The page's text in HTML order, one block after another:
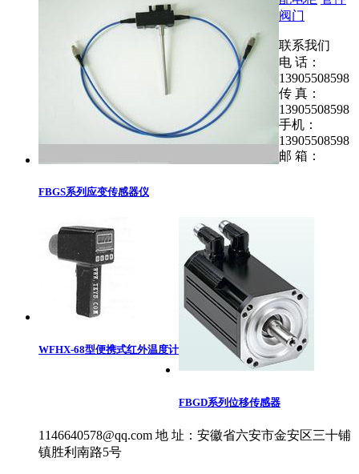
FBGS系列应变传感器仪
WFHX-68型便携式红外温度计
FBGD系列位移传感器
阀门
联系我们
电 话：
13905508598
传 真：
13905508598
手机：
13905508598
邮 箱：
1146640578@qq.com 地 址：安徽省六安市金安区三十铺
镇胜利南路5号